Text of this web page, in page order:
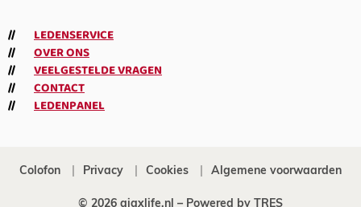
LEDENSERVICE
OVER ONS
VEELGESTELDE VRAGEN
CONTACT
LEDENPANEL
Colofon Privacy Cookies Algemene voorwaarden
© 2026 ajaxlife.nl – Powered by TRES